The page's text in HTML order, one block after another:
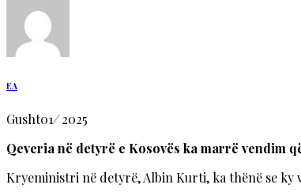
EA
Gusht01/2025
Qeveria në detyrë e Kosovës ka marrë vendim
Kryeministri në detyrë, Albin Kurti, ka thënë se